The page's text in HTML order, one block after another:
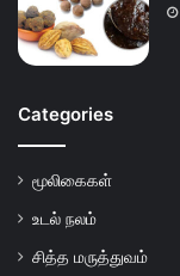
Categories
மூலிகைகள்
உடல் நலம்
சித்த மருத்துவம்